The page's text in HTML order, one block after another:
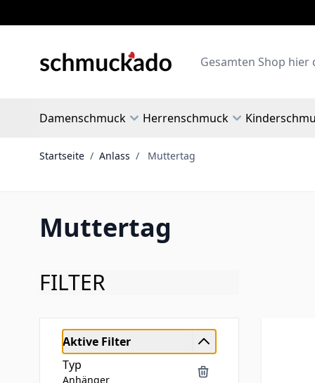
Search
Damenschmuck Herrenschmuck
Startseite / Anlass / Muttertag
Muttertag
FILTER
Aktive Filter
Typ
Anhänger